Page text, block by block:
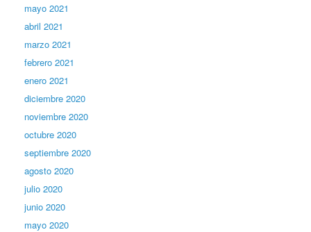
mayo 2021
abril 2021
marzo 2021
febrero 2021
enero 2021
diciembre 2020
noviembre 2020
octubre 2020
septiembre 2020
agosto 2020
julio 2020
junio 2020
mayo 2020